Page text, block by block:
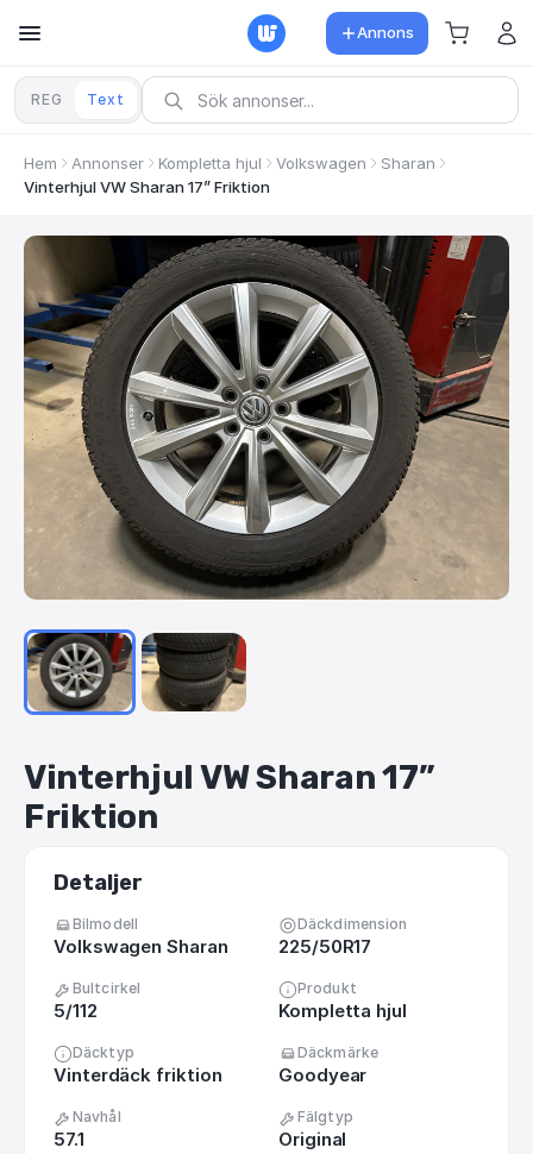
Annons
REG Text
Hem Annonser Kompletta hjul Volkswagen
Sharan
Vinterhjul VW Sharan 17” Friktion
Vinterhjul VWSharan17”
Friktion
Detaljer
Bilmodell
Volkswagen Sharan
Däckdimension
225/50R17
Bultcirkel
5/112
Produkt
Kompletta hjul
Däcktyp
Vinterdäck friktion
Däckmärke
Goodyear
Navhål
57.1
Fälgtyp
Original